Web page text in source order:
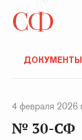
4 февраля 2026
№ 30-СФ